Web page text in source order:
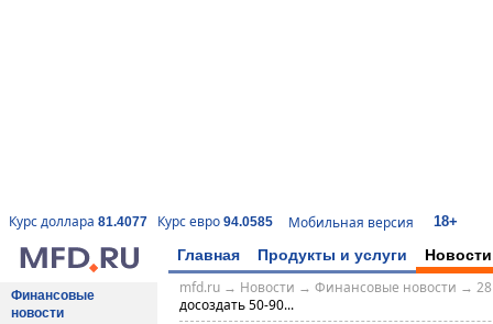
Курс доллара 81.4077 Курс евро 94.0585 Мобильная версия 18+
Главная Продукты и услуги Новости
Финансовые
новости
mfd.ru→ Новости → Финансовые новости →
досоздать 50-90...